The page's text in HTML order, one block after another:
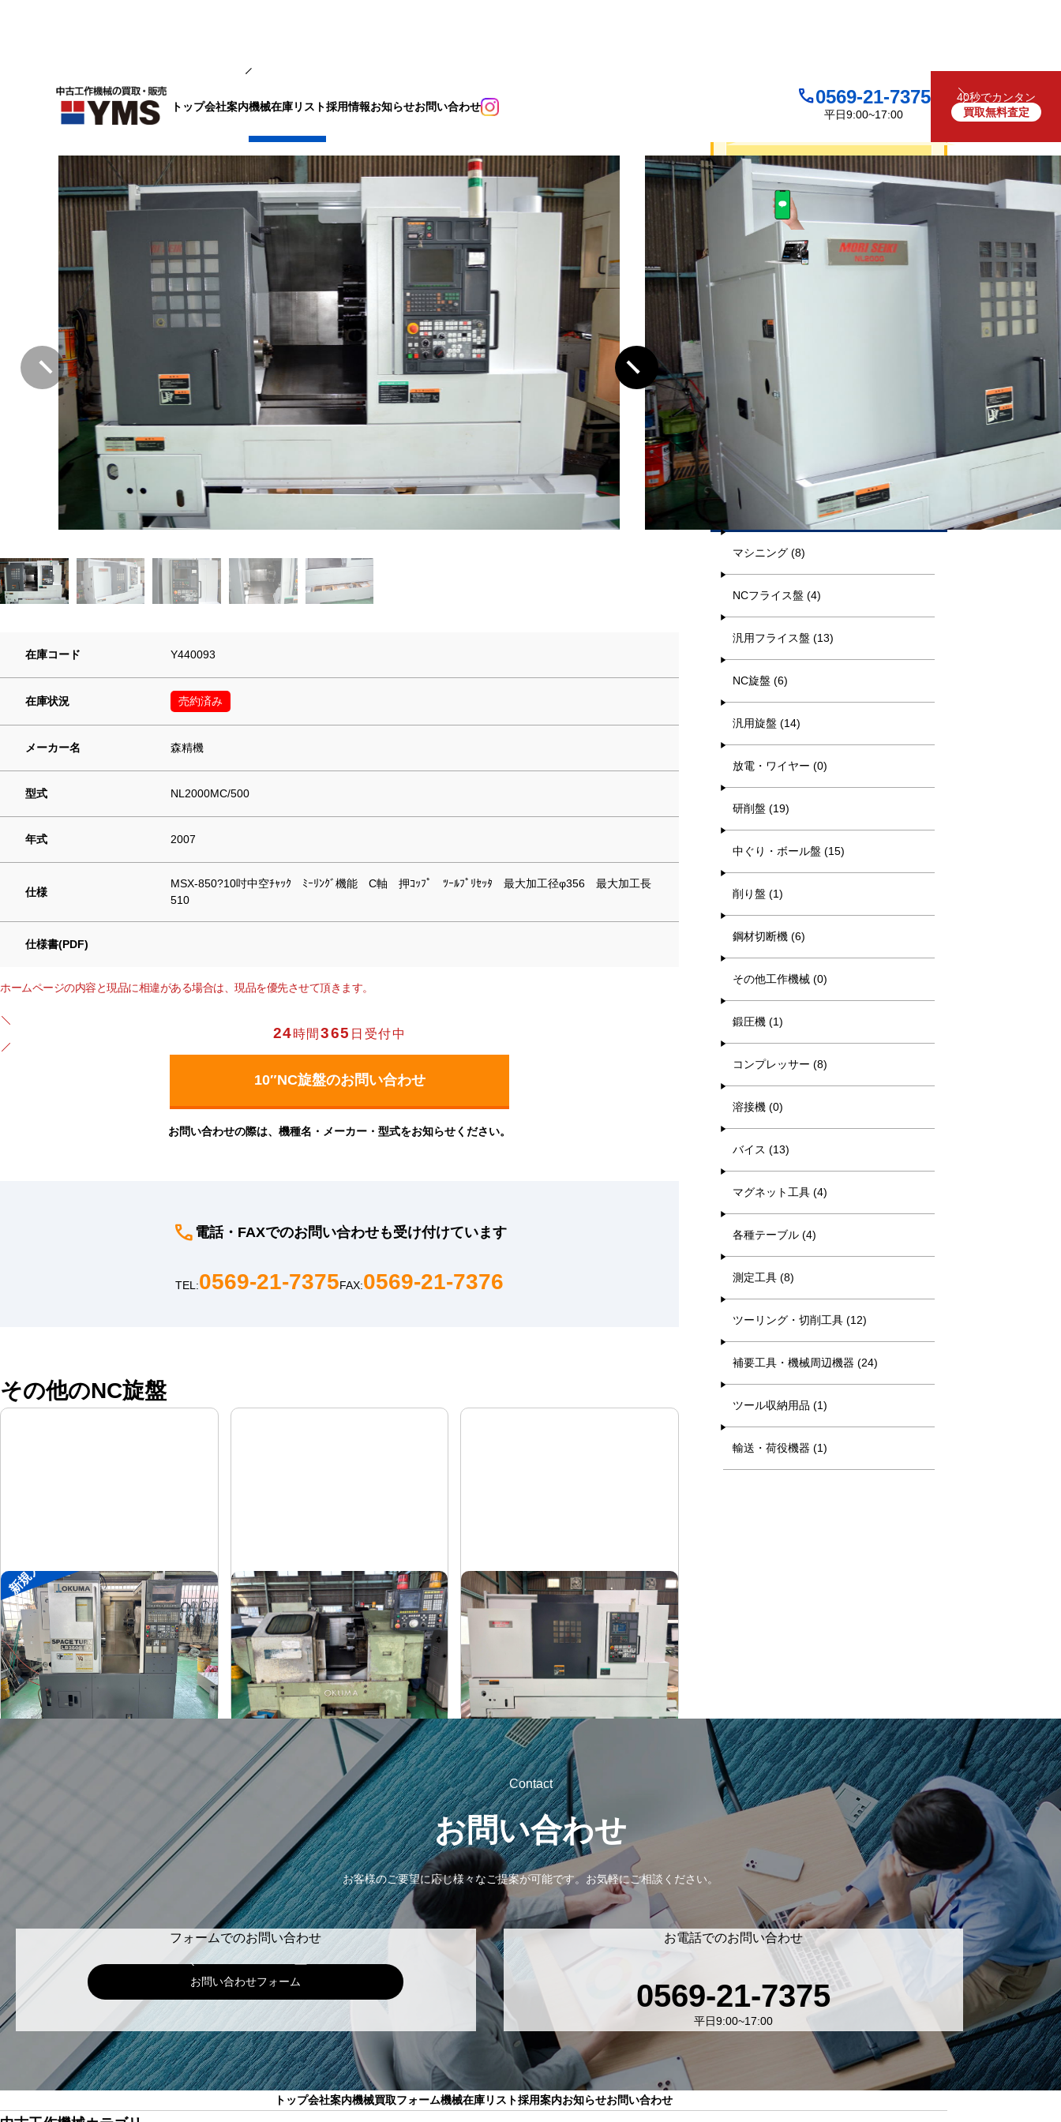
トップ会社案内機械在庫リスト採用情報お知らせお問い合わせ 0569-21-7375
平日9:00~17:00
40秒でカンタン
買取無料査定
10″NC旋盤
在庫コード Y440093
在庫状況 売約済み
メーカー名 森精機
型式 NL2000MC/500
年式 2007
仕様
MSX-850?10吋中空ﾁｬｯｸ ﾐｰﾘﾝｸﾞ機能 C軸 押ｺｯﾌﾟ ﾂｰﾙﾌﾟﾘｾｯﾀ 最大加工径φ356 最大加工長
510
仕様書(PDF)
ホームページの内容と現品に相違がある場合は、現品を優先させて頂きます。
24時間365 日受付中
お問い合わせの際は、機種名・メーカー・型式をお知らせください。
電話・FAXでのお問い合わせも受け付けています
TEL:0569-21-7375FAX:0569-21-7376
その他のNC旋盤
新規入荷
8″NC旋盤
メーカー オークマ
形 式LB2500EX
年 式2008
8″NC旋盤
メーカー オークマ
形 式LB-12
年 式1989
12″NC旋盤
メーカー 森精機
NL3000/700
年 式2006
買取について
お見積り・査定は 無料
LINEで査定
買取フォームで査定
お電話でも受け付けております
0569-21-7375
キーワード検索
カテゴリー一覧
マシニング (8)
NCフライス盤 (4)
汎用フライス盤 (13)
NC旋盤 (6)
汎用旋盤 (14)
放電・ワイヤー (0)
研削盤 (19)
中ぐり・ボール盤 (15)
削り盤 (1)
鋼材切断機 (6)
その他工作機械 (0)
鍛圧機 (1)
コンプレッサー (8)
溶接機 (0)
バイス (13)
マグネット工具 (4)
各種テーブル (4)
測定工具 (8)
ツーリング・切削工具 (12)
補要工具・機械周辺機器 (24)
ツール収納用品 (1)
輸送・荷役機器 (1)
Contact
お問い合わせ
お客様のご要望に応じ様々なご提案が可能です。 お気軽にご相談ください。
フォームでのお問い合わせ
お問い合わせフォーム
お電話でのお問い合わせ
0569-21-7375
平日9:00~17:00
トップ会社案内機械買取フォーム機械在庫リスト採用案内お知らせお問い合わせ